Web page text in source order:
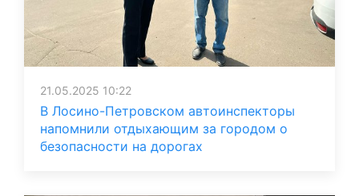
21.05.2025 10:22
В Лосино-Петровском автоинспекторы
напомнили отдыхающим за городом о
безопасности на дорогах